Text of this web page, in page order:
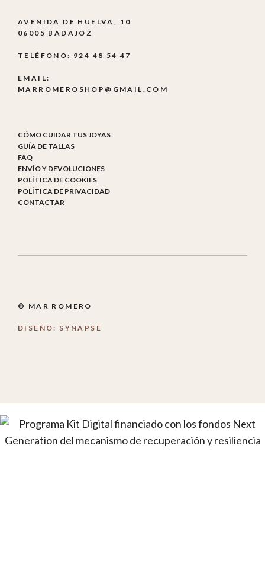
AVENIDA DE HUELVA, 10
06005 BADAJOZ
TELÉFONO: 924 48 54 47
EMAIL:
MARROMEROSHOP@GMAIL.COM
CÓMO CUIDAR TUS JOYAS
GUÍA DE TALLAS
FAQ
ENVÍO Y DEVOLUCIONES
POLÍTICA DE COOKIES
POLÍTICA DE PRIVACIDAD
CONTACTAR
© MAR ROMERO
DISEÑO: SYNAPSE